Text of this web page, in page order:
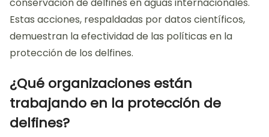
conservación de delfines en aguas internacionales.
Estas acciones, respaldadas por datos científicos,
demuestran la efectividad de las políticas en la
protección de los delfines.
¿Qué organizaciones están
trabajando en la protección de
delfines?